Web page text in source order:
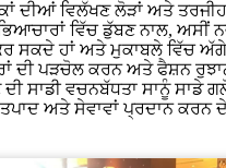
ਦੀਆਂ ਵਿਲੱਖਣ ਲੋੜਾਂ ਅਤੇ
ਵਿੱਚ ਡੁੱਬਣ ਨਾਲ, ਅਸੀਂ
ਸਕਦੇ ਹਾਂ ਅਤੇ ਮੁਕਾਬਲੇ ਵਿੱਚ ਅੱਗੇ
ਦੀ ਪੜਚੋਲ ਕਰਨ ਅਤੇ ਫੈਸ਼ਨ
ਦੀ ਸਾਡੀ ਵਚਨਬੱਧਤਾ ਸਾਨੂੰ ਸਾਡੇ
ਅਤੇ ਸੇਵਾਵਾਂ ਪ੍ਰਦਾਨ ਕਰਨ